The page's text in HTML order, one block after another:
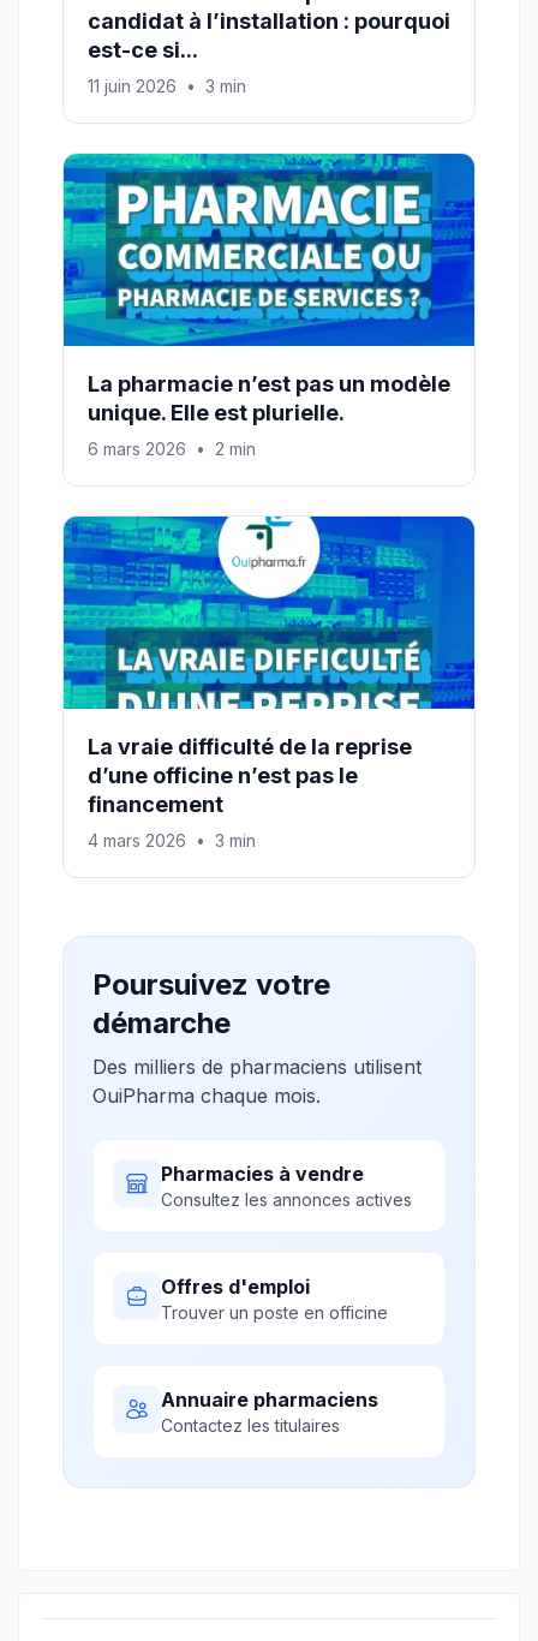
candidat à l’installation : pourquoi
est-ce si...
11 juin 2026 • 3 min
La pharmacie n’est pas un modèle
unique. Elle est plurielle.
6 mars 2026 • 2 min
La vraie difficulté de la reprise
d’une officine n’est pas le
financement
4 mars 2026 • 3 min
Poursuivez votre
démarche
Des milliers de pharmaciens utilisent
OuiPharma chaque mois.
Pharmacies à vendre
Consultez les annonces actives
Offres d'emploi
Trouver un poste en officine
Annuaire pharmaciens
Contactez les titulaires